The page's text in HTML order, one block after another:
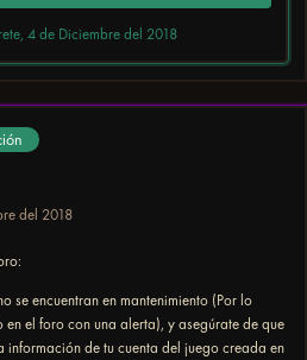
4 de Diciembre del 2018
del 2018
se encuentran en mantenimiento (Por lo
en el foro con una alerta), y asegúrate de que
información de tu cuenta del juego creada en